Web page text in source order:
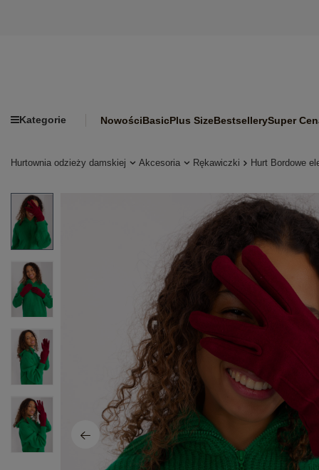
Kategorie NowościBasicPlus SizeBestsellerySuper
Hurtownia odzieży damskiej Akcesoria Rękawiczki Hurt Bordowe